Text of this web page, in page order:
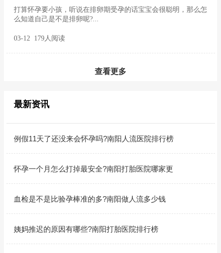
打算怀孕要小孩，听说在排卵期受孕的话宝宝会很聪明，那么怎
么知道自己是不是排卵呢?...
03-12 179人阅读
查看更多
最新资讯
例假11天了还没来会怀孕吗?南阳人流医院排行榜
怀孕一个月怎么打掉最安全?南阳打胎医院哪家更
血检是不是比验孕棒准的多?南阳做人流多少钱
姨妈推迟的原因有哪些?南阳打胎医院排行榜